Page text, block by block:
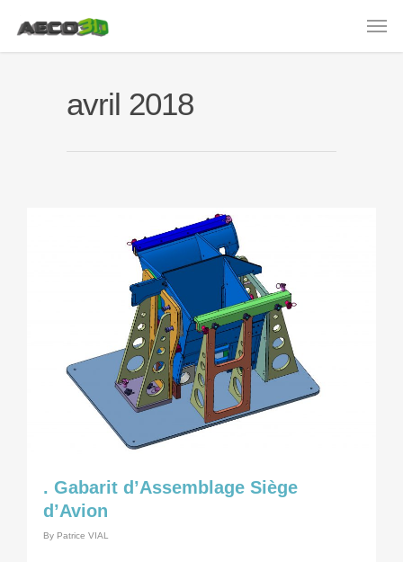
avril 2018
. Gabarit d’Assemblage Siège
d’Avion
By Patrice VIAL